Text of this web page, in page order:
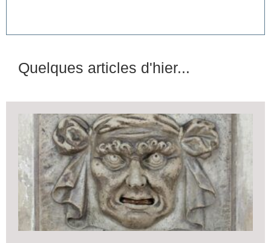
Quelques articles d'hier...